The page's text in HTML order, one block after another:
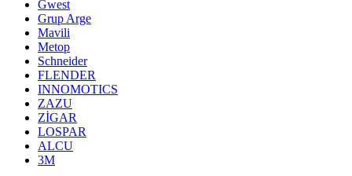
Gwest
Grup Arge
Mavili
Metop
Schneider
FLENDER
INNOMOTICS
ZAZU
ZİGAR
LOSPAR
ALCU
3M